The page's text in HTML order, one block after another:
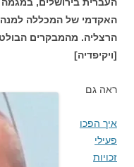
האקדמי של המכללה למנהל
הרצליה. מהמבקרים
[ויקיפדיה]
ראה גם
איך הפכו
פעילי
זכויות